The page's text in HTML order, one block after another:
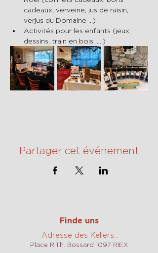
cadeaux, verveine, jus de raisin,
verjus du Domaine ...)
Activités pour les enfants (jeux,
dessins, train en bois, ....)
Partager cet événement
Finde uns
Adresse des Kellers::
Place R.Th. Bossard 1097 RIEX